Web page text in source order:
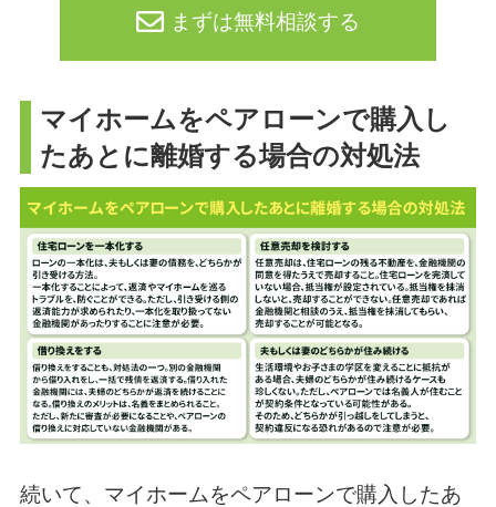
まずは無料相談する
マイホームをペアローンで購入し
たあとに離婚する場合の対処法
続いて、マイホームをペアローンで購入したあ